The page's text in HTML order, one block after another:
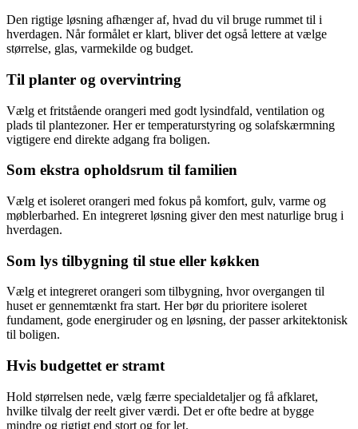
Den rigtige løsning afhænger af, hvad du vil bruge rummet til i
hverdagen. Når formålet er klart, bliver det også lettere at vælge
størrelse, glas, varmekilde og budget.
Til planter og overvintring
Vælg et fritstående orangeri med godt lysindfald, ventilation og
plads til plantezoner. Her er temperaturstyring og solafskærmning
vigtigere end direkte adgang fra boligen.
Som ekstra opholdsrum til familien
Vælg et isoleret orangeri med fokus på komfort, gulv, varme og
møblerbarhed. En integreret løsning giver den mest naturlige brug i
hverdagen.
Som lys tilbygning til stue eller køkken
Vælg et integreret orangeri som tilbygning, hvor overgangen til
huset er gennemtænkt fra start. Her bør du prioritere isoleret
fundament, gode energiruder og en løsning, der passer arkitektonisk
til boligen.
Hvis budgettet er stramt
Hold størrelsen nede, vælg færre specialdetaljer og få afklaret,
hvilke tilvalg der reelt giver værdi. Det er ofte bedre at bygge
mindre og rigtigt end stort og for let.